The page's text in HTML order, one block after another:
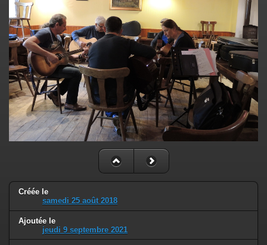
Créée le
samedi 25 août 2018
Ajoutée le
jeudi 9 septembre 2021